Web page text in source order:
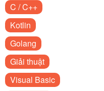
C / C++
Kotlin
Golang
Giải thuật
Visual Basic